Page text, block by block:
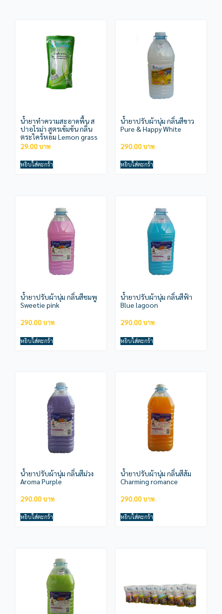
น้ำยาทำความสะอาดพื้น ส
ปาอโรม่า สูตรเข้มข้น กลิ่น
ตระไคร้หอม Lemon grass
29.00
หยิบใส่ตะกร้า
น้ำยาปรับผ้านุ่ม กลิ่นสีขาว
Pure & Happy White
290.00
หยิบใส่ตะกร้า
น้ำยาปรับผ้านุ่ม กลิ่นสีชมพู
Sweetie pink
290.00
หยิบใส่ตะกร้า
น้ำยาปรับผ้านุ่ม กลิ่นสีฟ้า
Blue lagoon
290.00
หยิบใส่ตะกร้า
น้ำยาปรับผ้านุ่ม กลิ่นสีม่วง
Aroma Purple
290.00
หยิบใส่ตะกร้า
น้ำยาปรับผ้านุ่ม กลิ่นสีส้ม
Charming romance
290.00
หยิบใส่ตะกร้า